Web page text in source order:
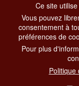
Dipartimento
Via di San
00187 Roma
Ce site
Vous pouvez
consentement à
préférences de
Pour plus
Politique